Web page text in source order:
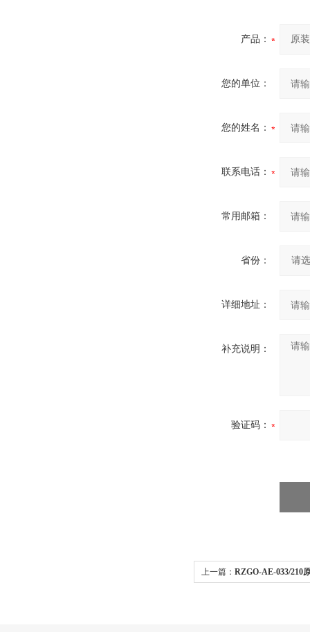
产品：
您的单位：
您的姓名：
联系电话：
常用邮箱：
省份：
详细地址：
补充说明：
验证码：
上一篇： RZGO-AE-033/210